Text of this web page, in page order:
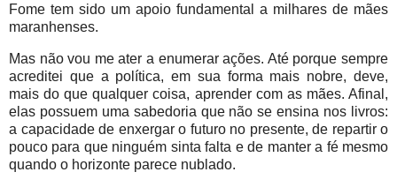
Fome tem sido um apoio fundamental a milhares de mães
maranhenses.
Mas não vou me ater a enumerar ações. Até porque sempre
acreditei que a política, em sua forma mais nobre, deve,
mais do que qualquer coisa, aprender com as mães. Afinal,
elas possuem uma sabedoria que não se ensina nos livros:
a capacidade de enxergar o futuro no presente, de repartir o
pouco para que ninguém sinta falta e de manter a fé mesmo
quando o horizonte parece nublado.